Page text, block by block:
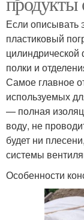
Если описывать
пластиковый
цилиндрической
полки и
Самое главное
используемых
— полная
воду, не
будет ни
системы
Особенности